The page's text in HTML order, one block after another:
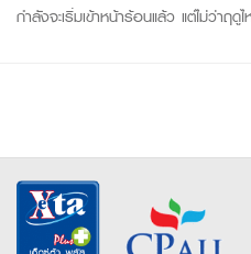
กำลังจะเริ่มเข้าหน้าร้อนแล้ว แต่ไม่ว่าฤ